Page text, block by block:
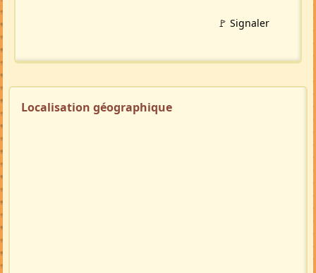
🚩 Signaler
Localisation géographique